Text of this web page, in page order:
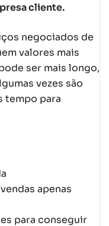
cliente.
negociados de
valores mais
ser mais longo,
vezes são
tempo para
apenas
para conseguir